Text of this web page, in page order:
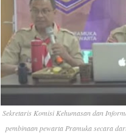
Sekretaris Komisi Kehumasan dan
pembinaan pewarta Pramuka secara